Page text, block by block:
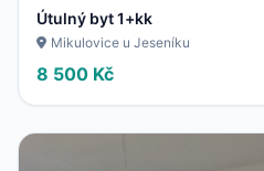
Útulný byt 1+kk
Mikulovice u Jeseníku
8 500 Kč